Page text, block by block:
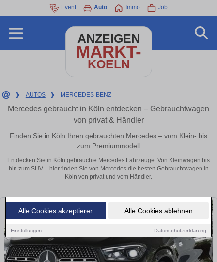
Alle Cookies akzeptieren Alle Cookies ablehnen
Einstellungen Datenschutzerklärung
Event Auto Immo Job
ANZEIGEN
MARKT-
KOELN
❯ AUTOS ❯ MERCEDES-BENZ
Mercedes gebraucht in Köln entdecken – Gebrauchtwagen
von privat & Händler
Finden Sie in Köln Ihren gebrauchten Mercedes – vom Klein- bis
zum Premiummodell
Entdecken Sie in Köln gebrauchte Mercedes Fahrzeuge. Von Kleinwagen bis
hin zum SUV – hier finden Sie von Mercedes die besten Gebrauchtwagen in
Köln von privat und vom Händler.